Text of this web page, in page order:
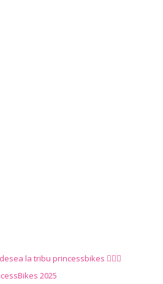
la tribu princessbikes 🚴‍♀️✨
2025